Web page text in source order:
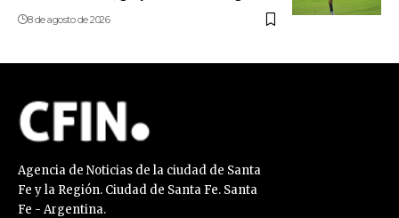
8 de agosto de 2026
Agencia de Noticias de la ciudad de Santa
Fe y la Región. Ciudad de Santa Fe. Santa
Fe - Argentina.